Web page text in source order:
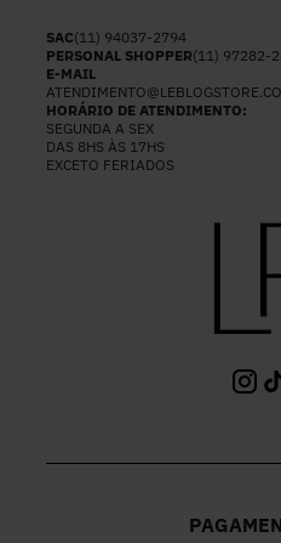
SAC(11) 94037-2794
PERSONAL SHOPPER(11) 97282-
E-MAIL
HORÁRIO DE ATENDIMENTO:
SEGUNDA A SEX
DAS 8HS ÀS 17HS
EXCETO FERIADOS